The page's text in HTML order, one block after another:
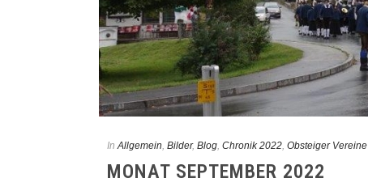
In Allgemein, Bilder, Blog, Chronik 2022, Obsteiger Vereine
MONAT SEPTEMBER 2022